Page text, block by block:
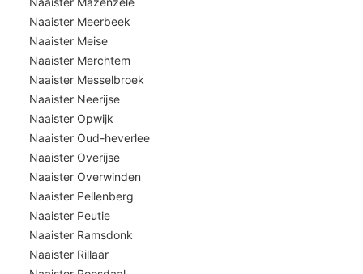
Naaister Meerbeek
Naaister Meise
Naaister Merchtem
Naaister Messelbroek
Naaister Neerijse
Naaister Opwijk
Naaister Oud-heverlee
Naaister Overijse
Naaister Overwinden
Naaister Pellenberg
Naaister Peutie
Naaister Ramsdonk
Naaister Rillaar